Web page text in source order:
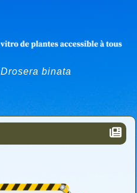
Drosera binata